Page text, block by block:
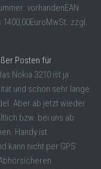
vorhandenEAN
zzgl.
Posten für
Nokia 3210 ist ja
und schon sehr lange
Aber ab jetzt wieder
bzw. bei uns ab
Handy ist
kann nicht per GPS